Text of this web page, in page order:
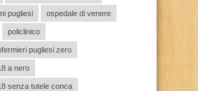
pugliesi ospedale di venere
policlinico
pugliesi zero
a nero
senza tutele conca